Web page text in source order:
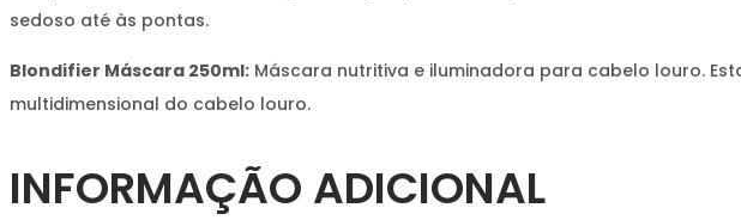
sedoso até às pontas.
Blondifier Máscara 250ml: Máscara nutritiva e iluminadora para cabelo louro.
multidimensional do cabelo louro.
INFORMAÇÃO ADICIONAL